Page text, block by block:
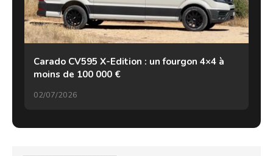
Carado CV595 X-Edition : un fourgon 4×4 à
moins de 100 000 €
02/07/2026